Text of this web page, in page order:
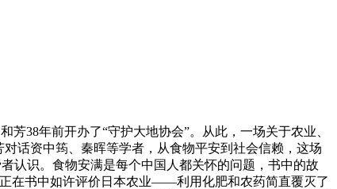
38年前开办了“守护大地协会”。从此，一场关于农业、
话资中筠、秦晖等学者，从食物平安到社会信赖，这场
认识。食物安满是每个中国人都关怀的问题，书中的故
在书中如许评价日本农业——利用化肥和农药简直覆灭了